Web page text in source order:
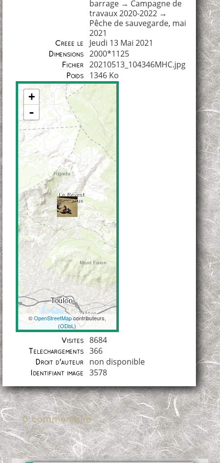
barrage→ Campagne de
travaux 2020-2022→
Pêche de sauvegarde, mai
2021
Créée le Jeudi 13 Mai 2021
Dimensions 2000*1125
Fichier 20210513_104346MHC.jpg
Poids 1346 Ko
Coordonnées
+
-
©OpenStreetMapcontributeurs,
(ODbL)
Visites 8684
Téléchargements 366
Droit d'auteur non disponible
Identifiant image 3578
0 commentaire